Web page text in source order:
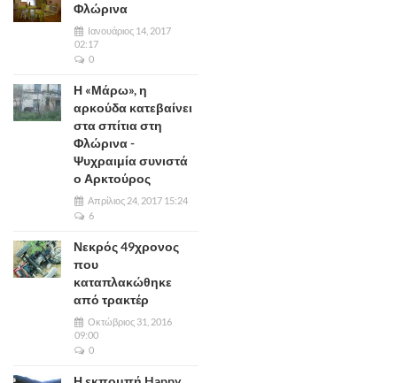
Φλώρινα
Ιανουάριος 14, 2017
02:17
0
Η «Μάρω», η
αρκούδα κατεβαίνει
στα σπίτια στη
Φλώρινα -
Ψυχραιμία συνιστά
ο Αρκτούρος
Απρίλιος 24, 2017 15:24
6
Νεκρός 49χρονος
που
καταπλακώθηκε
από τρακτέρ
Οκτώβριος 31, 2016
09:00
0